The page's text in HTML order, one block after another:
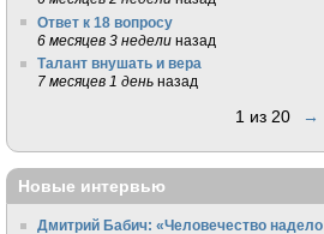
Ответ к 18 вопросу
6 месяцев 3 недели назад
Талант внушать и вера
7 месяцев 1 день назад
1 из 20 →
Новые интервью
Дмитрий Бабич: «Человечество надело